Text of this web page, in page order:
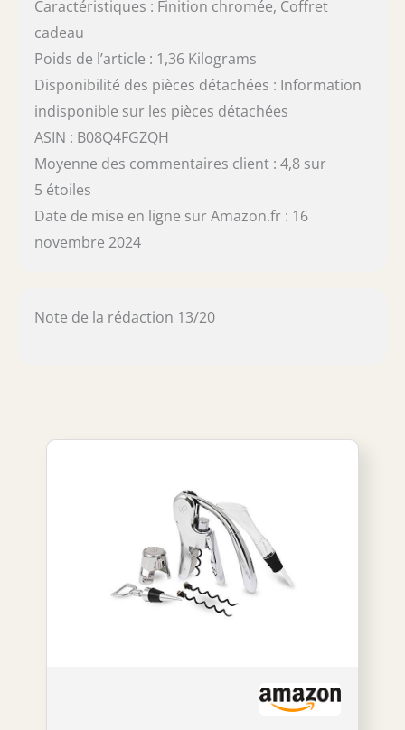
Caractéristiques : Finition chromée, Coffret
cadeau
Poids de l’article : 1,36 Kilograms
Disponibilité des pièces détachées : Information
indisponible sur les pièces détachées
ASIN : B08Q4FGZQH
Moyenne des commentaires client : 4,8 sur
5 étoiles
Date de mise en ligne sur Amazon.fr : 16
novembre 2024
Note de la rédaction 13/20